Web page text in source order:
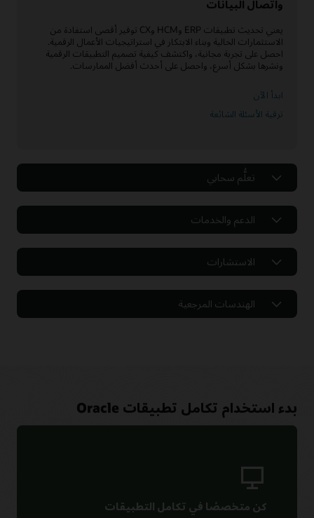
واتصال البيانات
يعني تحديث تطبيقات ERP وHCM وCX توفير أقصى استفادة من
الاستثمارات الحالية وبناء الابتكار في استراتيجيات الأعمال الرقمية.
احصل على تجربة مجانية، واكتشف كيفية تصميم التطبيقات الرقمية
ونشرها بشكل أسرع، واحصل على أحدث أفضل الممارسات.
ابدأ الآن
ترقية الأسئلة الشائعة
تعلُّم سحابي
وتطبيقات السحابة إلى أماكن العمل والعمليات
واتصال البيانات
استخدم التكوينات المجمعة والبرامج التعليمية سهلة المتابعة لتوصيل
SaaS والتطبيقات المحلية والمخصصة أو قواعد البيانات بسرعة لأتمتة
الدعم والخدمات
الاستشارات
الهندسات المرجعية
بدء استخدام تكامل تطبيقات Oracle
كن متخصصًا في تكامل التطبيقات